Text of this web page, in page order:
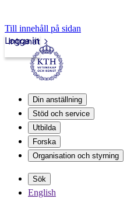
Till innehåll på sidan
Intranät
Logga in
Din anställning
Stöd och service
Utbilda
Forska
Organisation och styrning
Sök
English